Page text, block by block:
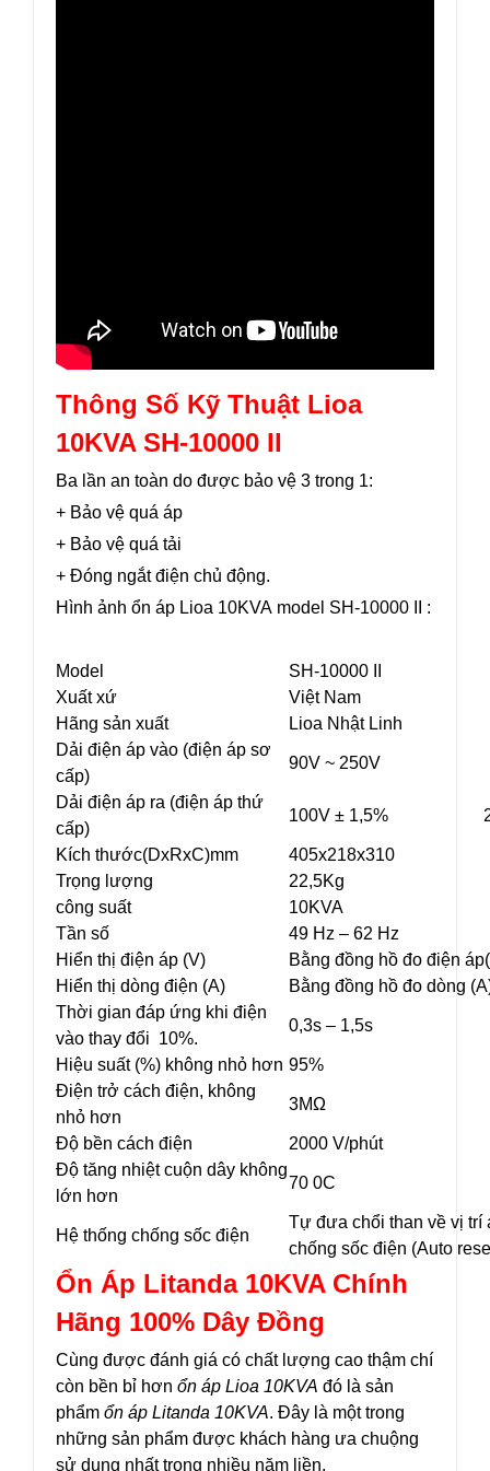
Thông Số Kỹ Thuật Lioa
10KVA SH-10000 II
Ba lần an toàn do được bảo vệ 3 trong 1:
+ Bảo vệ quá áp
+ Bảo vệ quá tải
+ Đóng ngắt điện chủ động.
Hình ảnh ổn áp Lioa 10KVA model SH-10000 II :
Model
SH-10000 II
Xuất xứ
Việt Nam
Hãng sản xuất
Lioa Nhật Linh
Dải điện áp vào (điện áp sơ
cấp)
90V ~ 250V
Dải điện áp ra (điện áp thứ
cấp)
100V ± 1,5%
Kích thước(DxRxC)mm
405x218x310
Trọng lượng
22,5Kg
công suất
10KVA
Tần số
49 Hz – 62 Hz
Hiển thị điện áp (V)
Bằng đồng hồ đo điện
Hiển thị dòng điện (A)
Bằng đồng hồ đo dòng
Thời gian đáp ứng khi điện
vào thay đổi 10%.
0,3s – 1,5s
Hiệu suất (%) không nhỏ hơn 95%
Điện trở cách điện, không
nhỏ hơn
3MΩ
Độ bền cách điện
2000 V/phút
Độ tăng nhiệt cuộn dây không
lớn hơn
70 0C
Hệ thống chống sốc điện
Tự đưa chổi than về vị trí
chống sốc điện (Auto
Ổn Áp Litanda 10KVA Chính
Hãng 100% Dây Đồng
Cùng được đánh giá có chất lượng cao thậm chí
còn bền bỉ hơn ổn áp Lioa 10KVA đó là sản
phẩm ổn áp Litanda 10KVA. Đây là một trong
những sản phẩm được khách hàng ưa chuộng
sử dụng nhất trong nhiều năm liền.